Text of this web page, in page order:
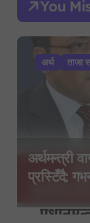
You
अर्थ ताजा
अर्थमन्त्री
प्रस्टिँदै: